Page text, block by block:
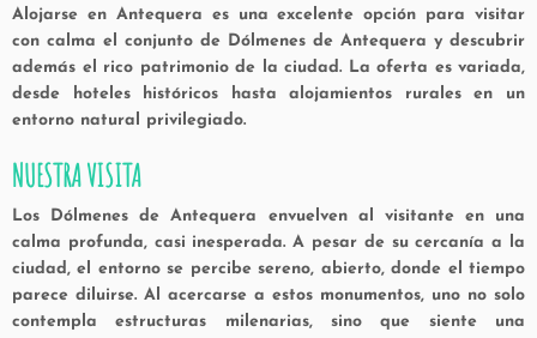
Alojarse en Antequera es una excelente opción para visitar
con calma el conjunto de Dólmenes de Antequera y descubrir
además el rico patrimonio de la ciudad. La oferta es variada,
desde hoteles históricos hasta alojamientos rurales en un
entorno natural privilegiado.
NUESTRA VISITA
Los Dólmenes de Antequera envuelven al visitante en una
calma profunda, casi inesperada. A pesar de su cercanía a la
ciudad, el entorno se percibe sereno, abierto, donde el tiempo
parece diluirse. Al acercarse a estos monumentos, uno no solo
contempla estructuras milenarias, sino que siente una